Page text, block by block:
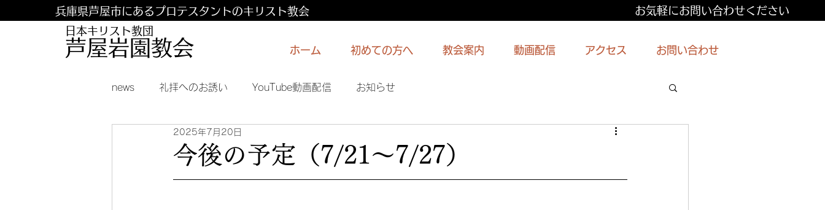
兵庫県芦屋市にあるプロテスタントのキリスト教会
お気軽にお問い合わせください
日本キリスト教団
​​芦屋岩園教会 ホーム 初めての方へ 教会案内 動画配信 アクセス お問い合わせ
news 礼拝へのお誘い YouTube動画配信 お知らせ
今後の予定（7/21〜7/27）
2025年7月20日